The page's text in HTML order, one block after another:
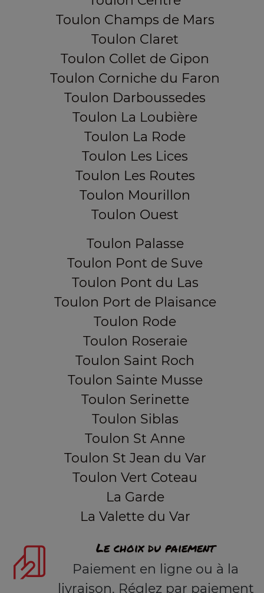
Toulon Champs de Mars
Toulon Claret
Toulon Collet de Gipon
Toulon Corniche du Faron
Toulon Darboussedes
Toulon La Loubière
Toulon La Rode
Toulon Les Lices
Toulon Les Routes
Toulon Mourillon
Toulon Ouest
Toulon Palasse
Toulon Pont de Suve
Toulon Pont du Las
Toulon Port de Plaisance
Toulon Rode
Toulon Roseraie
Toulon Saint Roch
Toulon Sainte Musse
Toulon Serinette
Toulon Siblas
Toulon St Anne
Toulon St Jean du Var
Toulon Vert Coteau
La Garde
La Valette du Var
Le choix du paiement
Paiement en ligne ou à la
livraison. Réglez par paiement